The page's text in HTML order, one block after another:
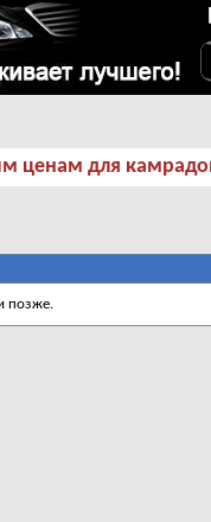
ценам для
позже.